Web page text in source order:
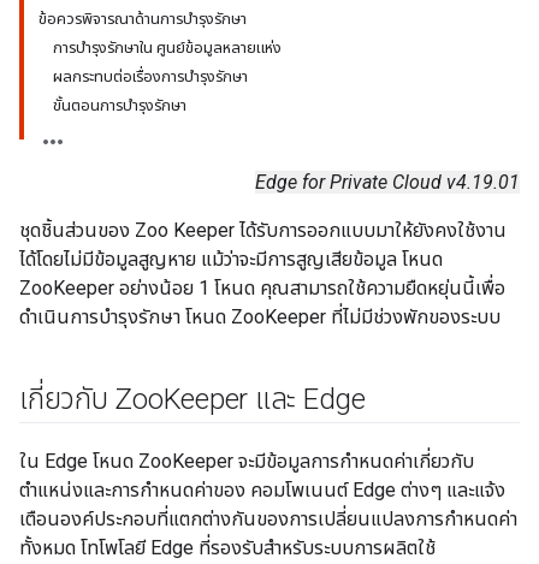
ข้อควรพิจารณาด้านการบำรุงรักษา
การบำรุงรักษาใน ศูนย์ข้อมูลหลายแห่ง
ผลกระทบต่อเรื่องการบำรุงรักษา
ขั้นตอนการบำรุงรักษา
Edge for Private Cloud v4.19.01
ชุดชิ้นส่วนของ Zoo Keeper ได้รับการออกแบบมาให้ยังคงใช้งาน
ได้โดยไม่มีข้อมูลสูญหาย แม้ว่าจะมีการสูญเสียข้อมูล โหนด
ZooKeeper อย่างน้อย 1 โหนด คุณสามารถใช้ความยืดหยุ่นนี้เพื่อ
ดำเนินการบำรุงรักษา โหนด ZooKeeper ที่ไม่มีช่วงพักของระบบ
เกี่ยวกับ ZooKeeper และ Edge
ใน Edge โหนด ZooKeeper จะมีข้อมูลการกำหนดค่าเกี่ยวกับ
ตำแหน่งและการกำหนดค่าของ คอมโพเนนต์ Edge ต่างๆ และแจ้ง
เตือนองค์ประกอบที่แตกต่างกันของการเปลี่ยนแปลงการกำหนดค่า
ทั้งหมด โทโพโลยี Edge ที่รองรับสำหรับระบบการผลิตใช้